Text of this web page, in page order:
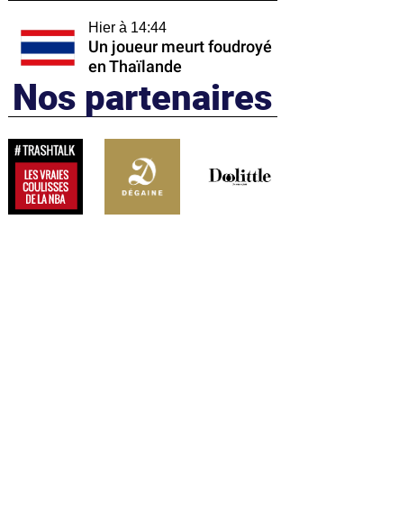
Hier à 14:44
Un joueur meurt foudroyé
en Thaïlande
Nos partenaires